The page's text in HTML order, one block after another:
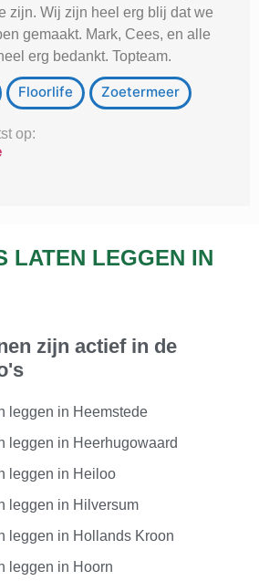
zijn. Wij zijn heel erg blij dat we
gemaakt. Mark, Cees, en alle
erg bedankt. Topteam.
Floorlife Zoetermeer
op:
LATEN LEGGEN IN
zijn actief in de
leggen in Heemstede
leggen in Heerhugowaard
leggen in Heiloo
leggen in Hilversum
leggen in Hollands Kroon
leggen in Hoorn